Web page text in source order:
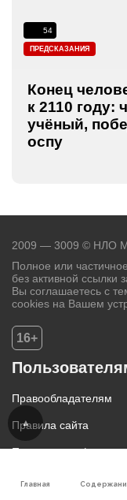
Главная
ПРЕДСКАЗАНИЯ
54
Конец
к 2110 году:
учёный,
оспу
2009 — 3009 © НЛО
Полное или
без активной ссылки
Вы соглашаетесь с
cookies на Вашем
16+
Правообладателям
Правила сайта
Политика
Пользовательское